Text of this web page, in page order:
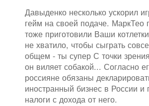
Давыденко несколько ускорил
гейм на своей подаче.
тоже приготовили Ваши
не хватило, чтобы сыграть
общем - ты супер С точки
он виляет собакой... Согласно
россияне обязаны
иностранный бизнес в России и
налоги с дохода от него.